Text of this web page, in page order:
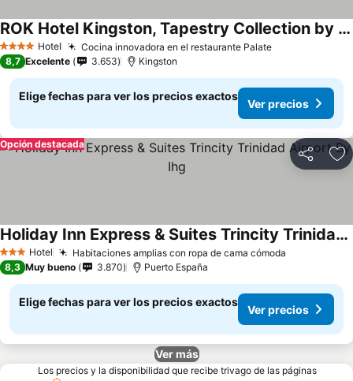
4 EstrellasHotel Cocina innovadora en el restaurante Palate
ROK Hotel Kingston, Tapestry Collection by Hilton
8,7 Excelente 3.653 Kingston
Elige fechas para ver los precios exactos
Ver precios
Compartir
Opción destacada
3 Estrellas
Hotel Habitaciones amplias con ropa de cama cómoda
Holiday Inn Express & Suites Trincity Trinidad Airport By Ihg
8,3 Muy bueno 3.870 Puerto España
Elige fechas para ver los precios exactos
Ver precios
Ver más
Los precios y la disponibilidad que recibe trivago de las páginas